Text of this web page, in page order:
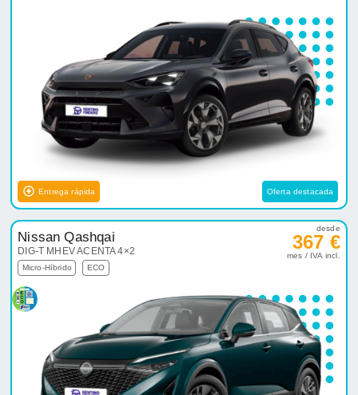
Entrega rápida Oferta destacada
Nissan Qashqai
DIG-T MHEV ACENTA 4×2
Micro-Híbrido ECO
desde
367 €
mes / IVA incl.